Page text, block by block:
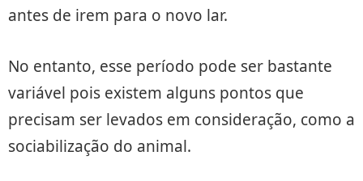
antes de irem para o novo lar.
No entanto, esse período pode ser bastante
variável pois existem alguns pontos que
precisam ser levados em consideração, como a
sociabilização do animal.